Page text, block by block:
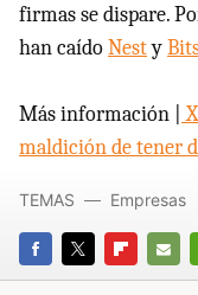
firmas se dispare.
han caídoNesty
Más información |
maldición de tener
FACEBOOK
TWITTERFLIPBOARD
E-
TEMAS Empresas